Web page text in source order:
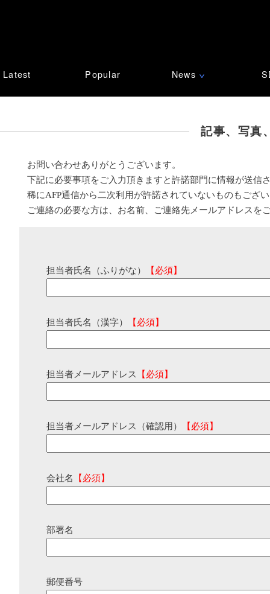
Latest Popular News ∨
記事、写真
お問い合わせありがとうございます。
下記に必要事項をご入力頂きますと許諾部門に情報が送信
稀にAFP通信から二次利用が許諾されていないものもござ
ご連絡の必要な方は、お名前、ご連絡先メールアドレスを
担当者氏名（ふりがな） 【必須】
担当者氏名（漢字） 【必須】
担当者メールアドレス 【必須】
担当者メールアドレス（確認用） 【必須】
会社名 【必須】
部署名
郵便番号